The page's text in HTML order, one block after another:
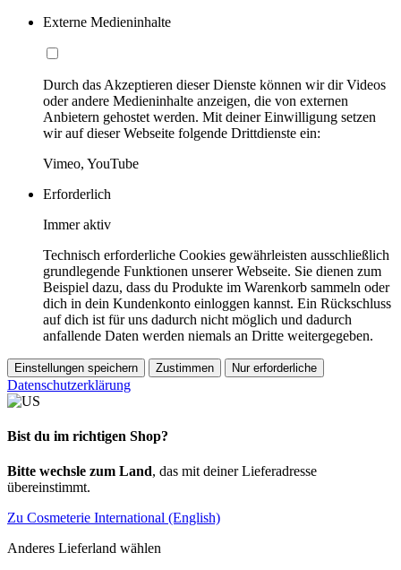
Externe Medieninhalte
Durch das Akzeptieren dieser Dienste können wir dir Videos
oder andere Medieninhalte anzeigen, die von externen
Anbietern gehostet werden. Mit deiner Einwilligung setzen
wir auf dieser Webseite folgende Drittdienste ein:
Vimeo, YouTube
Erforderlich
Immer aktiv
Technisch erforderliche Cookies gewährleisten ausschließlich
grundlegende Funktionen unserer Webseite. Sie dienen zum
Beispiel dazu, dass du Produkte im Warenkorb sammeln oder
dich in dein Kundenkonto einloggen kannst. Ein Rückschluss
auf dich ist für uns dadurch nicht möglich und dadurch
anfallende Daten werden niemals an Dritte weitergegeben.
Einstellungen speichern Zustimmen Nur erforderliche
Datenschutzerklärung
Bist du im richtigen Shop?
Bitte wechsle zum Land, das mit deiner Lieferadresse
übereinstimmt.
Zu Cosmeterie International (English)
Anderes Lieferland wählen